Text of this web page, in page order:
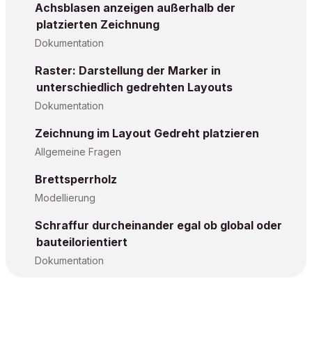
Achsblasen anzeigen außerhalb der
platzierten Zeichnung
Dokumentation
Raster: Darstellung der Marker in
unterschiedlich gedrehten Layouts
Dokumentation
Zeichnung im Layout Gedreht platzieren
Allgemeine Fragen
Brettsperrholz
Modellierung
Schraffur durcheinander egal ob global oder
bauteilorientiert
Dokumentation